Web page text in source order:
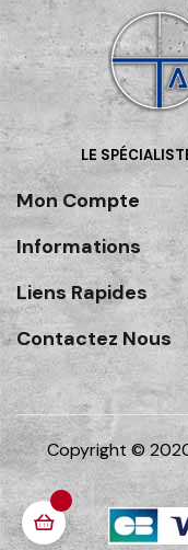
LE
Mon Compte
Informations
Liens Rapides
Contactez Nous
Copyright ©